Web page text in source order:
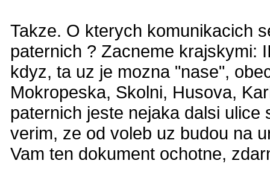
Takze. O kterych komunikacich
paternich ? Zacneme krajskymi:
kdyz, ta uz je mozna "nase",
Mokropeska, Skolni, Husova,
paternich jeste nejaka dalsi
verim, ze od voleb uz budou na
Vam ten dokument ochotne,